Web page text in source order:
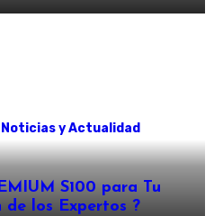
Noticias y Actualidad
S100 para Tu
de los Expertos ?